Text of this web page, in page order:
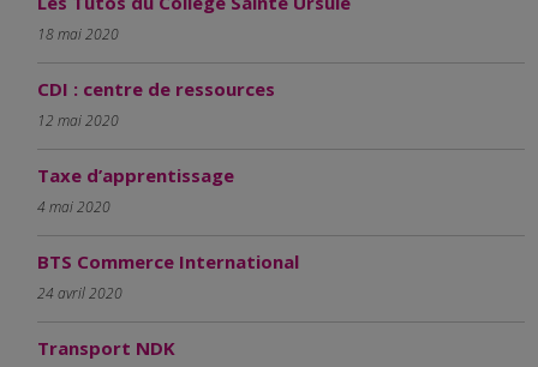
18 mai 2020
CDI : centre de ressources
12 mai 2020
Taxe d’apprentissage
4 mai 2020
BTS Commerce International
24 avril 2020
Transport NDK